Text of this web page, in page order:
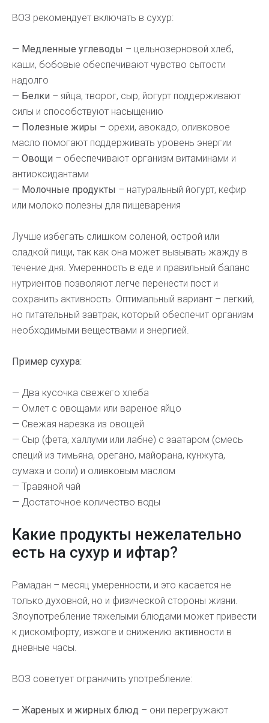
ВОЗ рекомендует включать в сухур:
— Медленные углеводы – цельнозерновой хлеб,
каши, бобовые обеспечивают чувство сытости
надолго
— Белки – яйца, творог, сыр, йогурт поддерживают
силы и способствуют насыщению
— Полезные жиры – орехи, авокадо, оливковое
масло помогают поддерживать уровень энергии
— Овощи – обеспечивают организм витаминами и
антиоксидантами
— Молочные продукты – натуральный йогурт, кефир
или молоко полезны для пищеварения
Лучше избегать слишком соленой, острой или
сладкой пищи, так как она может вызывать жажду в
течение дня. Умеренность в еде и правильный баланс
нутриентов позволяют легче перенести пост и
сохранить активность. Оптимальный вариант – легкий,
но питательный завтрак, который обеспечит организм
необходимыми веществами и энергией.
Пример сухура:
— Два кусочка свежего хлеба
— Омлет с овощами или вареное яйцо
— Свежая нарезка из овощей
— Сыр (фета, халлуми или лабне) с заатаром (смесь
специй из тимьяна, орегано, майорана, кунжута,
сумаха и соли) и оливковым маслом
— Травяной чай
— Достаточное количество воды
Какие продукты нежелательно
есть на сухур и ифтар?
Рамадан – месяц умеренности, и это касается не
только духовной, но и физической стороны жизни.
Злоупотребление тяжелыми блюдами может привести
к дискомфорту, изжоге и снижению активности в
дневные часы.
ВОЗ советует ограничить употребление:
— Жареных и жирных блюд – они перегружают